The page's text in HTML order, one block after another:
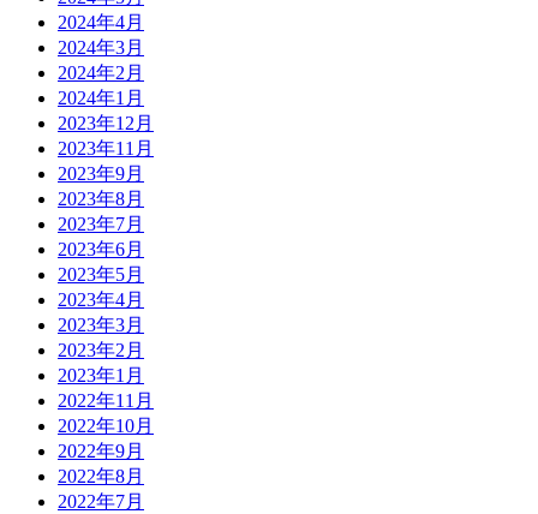
2024年4月
2024年3月
2024年2月
2024年1月
2023年12月
2023年11月
2023年9月
2023年8月
2023年7月
2023年6月
2023年5月
2023年4月
2023年3月
2023年2月
2023年1月
2022年11月
2022年10月
2022年9月
2022年8月
2022年7月